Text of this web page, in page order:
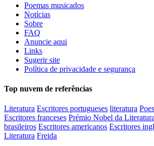
Poemas musicados
Notícias
Sobre
FAQ
Anuncie aqui
Links
Sugerir site
Política de privacidade e segurança
Top nuvem de referências
Literatura Escritores portugueses literatura
Escritores franceses Prémio Nobel da
brasileiros Escritores americanos Escritores
Literatura Freida